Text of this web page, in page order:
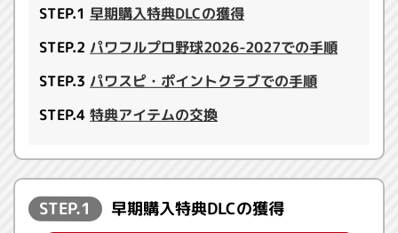
STEP.1 早期購入特典DLCの獲得
STEP.2 パワフルプロ野球2026-2027での手順
STEP.3 パワスピ・ポイントクラブでの手順
STEP.4 特典アイテムの交換
STEP.1 早期購入特典DLCの獲得